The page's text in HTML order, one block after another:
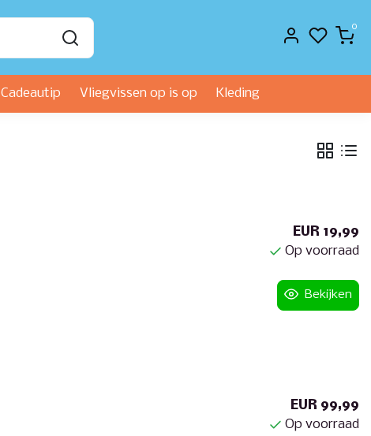
0
Cadeautip Vliegvissen op is op Kleding
EUR 19,99
Op voorraad
Bekijken
EUR 99,99
Op voorraad